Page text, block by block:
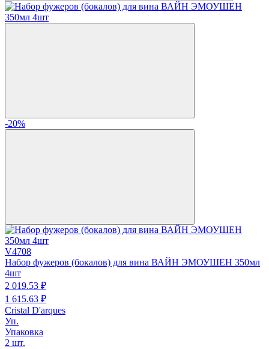
-20%
V4708
Набор фужеров (бокалов) для вина ВАЙН ЭМОУШЕН 350мл
4шт
2 019.53 ₽
1 615.63 ₽
Cristal D'arques
Уп.
Упаковка
2 шт.